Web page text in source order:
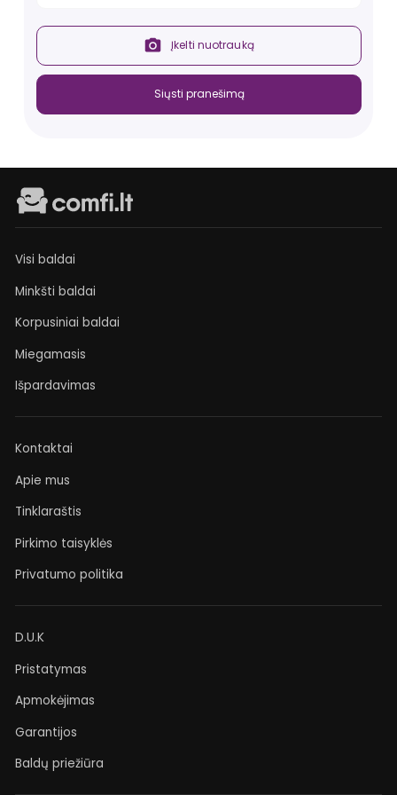
Įkelti nuotrauką
Siųsti pranešimą
Visi baldai
Minkšti baldai
Korpusiniai baldai
Miegamasis
Išpardavimas
Kontaktai
Apie mus
Tinklaraštis
Pirkimo taisyklės
Privatumo politika
D.U.K
Pristatymas
Apmokėjimas
Garantijos
Baldų priežiūra